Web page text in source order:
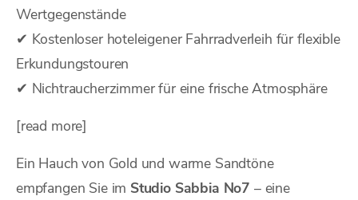
Wertgegenstände
✔ Kostenloser hoteleigener Fahrradverleih für flexible
Erkundungstouren
✔ Nichtraucherzimmer für eine frische Atmosphäre
[read more]
Ein Hauch von Gold und warme Sandtöne
empfangen Sie im Studio Sabbia No7 – eine